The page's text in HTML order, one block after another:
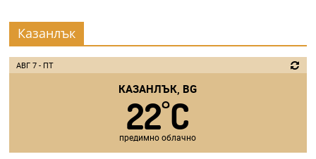
Казанлък
АВГ 7 - ПТ
КАЗАНЛЪК, BG
22°C
предимно облачно